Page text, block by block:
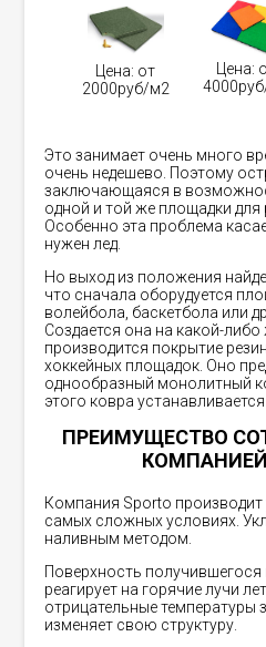
Цена: от
2000руб/м2
Цена:
Это занимает очень много
очень недешево. Поэтому
заключающаяся в
одной и той же площадки для
Особенно эта проблема
нужен лед.
Но выход из положения
что сначала оборудуется
волейбола, баскетбола или
Создается она на какой-
производится покрытие
хоккейных площадок. Оно
однообразный монолитный
этого ковра
ПРЕИМУЩЕСТВО
Компания Sporto производит
самых сложных условиях.
наливным методом.
Поверхность
реагирует на горячие лучи
отрицательные температуры
изменяет свою структуру.